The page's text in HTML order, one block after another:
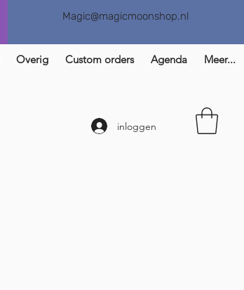
Magic@magicmoonshop.nl
Overig Custom orders Agenda Meer...
inloggen